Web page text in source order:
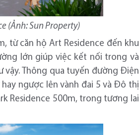
(Ảnh: Sun Property)
từ căn hộ Art Residence đến khu
lớn giúp việc kết nối trong và
vậy. Thông qua tuyến đường Điện
ngược lên vành đai 5 và Đô thị
Residence 500m, trong tương lai